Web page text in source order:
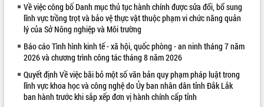
VIDEO
Về việc công bố Danh mục thủ tục hành chính được sửa đổi, bổ sung
lĩnh vực trồng trọt và bảo vệ thực vật thuộc phạm vi chức năng quản
lý của Sở Nông nghiệp và Môi trường
Báo cáo Tình hình kinh tế - xã hội, quốc phòng - an ninh tháng 7 năm
2026 và chương trình công tác tháng 8 năm 2026
Quyết định Về việc bãi bỏ một số văn bản quy phạm pháp luật trong
lĩnh vực khoa học và công nghệ do Ủy ban nhân dân tỉnh Đắk Lắk
ban hành trước khi sắp xếp đơn vị hành chính cấp tỉnh